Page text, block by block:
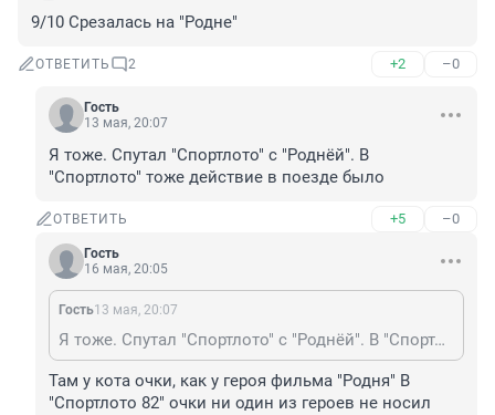
9/10 Срезалась на "Родне"
ОТВЕТИТЬ 2 +2 –0
Гость
13 мая, 20:07
Я тоже. Спутал "Спортлото" с "Роднёй". В
"Спортлото" тоже действие в поезде было
ОТВЕТИТЬ +5 –0
Гость
16 мая, 20:05
Гость13 мая, 20:07
Я тоже. Спутал "Спортлото" с "Роднёй". В "Спортлото" тоже действие в поезде было
Там у кота очки, как у героя фильма "Родня" В
"Спортлото 82" очки ни один из героев не носил